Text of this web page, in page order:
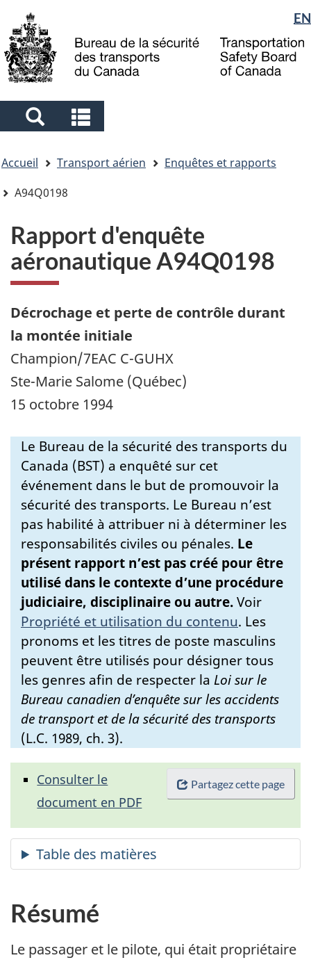
to
main
to
"About
government"
à
la
Sélection
de
la
langue
EN
Search
and
menus
and
menus
êtes
ici
Accueil Transport aérien
Enquêtes et rapports
A94Q0198
Rapport d'enquête
aéronautique A94Q0198
Décrochage et perte de contrôle durant
la montée initiale
Champion/7EAC C-GUHX
Ste-Marie Salome (Québec)
15 octobre 1994
Le Bureau de la sécurité des transports du
Canada (BST) a enquêté sur cet
événement dans le but de promouvoir la
sécurité des transports. Le Bureau n’est
pas habilité à attribuer ni à déterminer les
responsabilités civiles ou pénales. Le
présent rapport n’est pas créé pour être
utilisé dans le contexte d’une procédure
judiciaire, disciplinaire ou autre.Voir
Propriété et utilisation du contenu. Les
pronoms et les titres de poste masculins
peuvent être utilisés pour désigner tous
les genres afin de respecter la Loi sur le
Bureau canadien d’enquête sur les accidents
de transport et de la sécurité des transports
(L.C. 1989, ch. 3).
Partagez cette page
Consulter le
document en PDF
Résumé
Le passager et le pilote, qui était propriétaire